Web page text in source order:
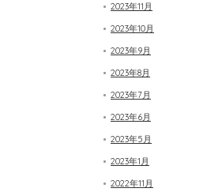
2023年11月
2023年10月
2023年9月
2023年8月
2023年7月
2023年6月
2023年5月
2023年1月
2022年11月